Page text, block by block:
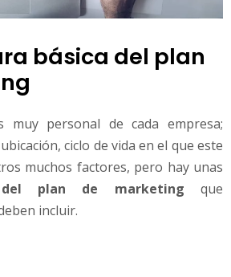
básica del plan
muy personal de cada empresa;
ciclo de vida en el que este
muchos factores, pero hay unas
plan de marketing que
incluir.